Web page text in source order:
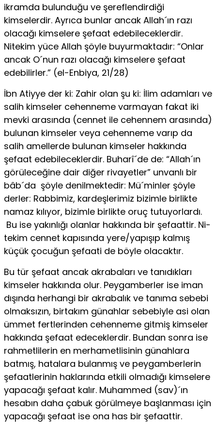
ikramda bulunduğu ve şereflendirdiği
kimselerdir. Ayrıca bunlar ancak Allah´ın razı
olacağı kimselere şefaat ede­bileceklerdir.
Nitekim yüce Allah şöyle buyurmaktadır: “Onlar
ancak O´nun razı olacağı kimselere şefaat
edebilirler.” (el-Enbiya, 21/28)
İbn Atiyye der ki: Zahir olan şu ki: İlim adamları ve
salih kimseler cehen­neme varmayan fakat iki
mevki arasında (cennet ile cehennem arasında)
bu­lunan kimseler veya cehenneme varıp da
salih amellerde bulunan kimseler hakkında
şefaat edebileceklerdir. Buharî´de de: “Allah´ın
görüleceğine dair diğer rivayetler” unvanlı bir
bâb´da şöyle denilmektedir: Mü´minler şöy­le
derler: Rabbimiz, kardeşlerimiz bizimle birlikte
namaz kılıyor, bizimle bir­likte oruç tutuyorlardı.
Bu ise yakınlığı olanlar hakkında bir şefaattir. Ni­
tekim cennet kapısında yere/yapışıp kalmış
küçük çocuğun şefaati de böy­le olacaktır.
Bu tür şefaat ancak akrabaları ve tanıdıkları
kimseler hakkında olur. Peygamberler ise iman
dışında herhangi bir akrabalık ve tanıma sebebi
ol­maksızın, birtakım günahlar sebebiyle asi olan
ümmet fertlerinden cehen­neme gitmiş kimseler
hakkında şefaat edeceklerdir. Bundan sonra ise
rah­metlilerin en merhametlisinin günahlara
batmış, hatalara bulanmış ve pey­gamberlerin
şefaatlerinin haklarında etkili olmadığı kimselere
yapacağı şe­faat kalır. Muhammed (sav)´ın
hesabın daha çabuk görülmeye başlanması için
yapacağı şefaat ise ona has bir şefaattir.